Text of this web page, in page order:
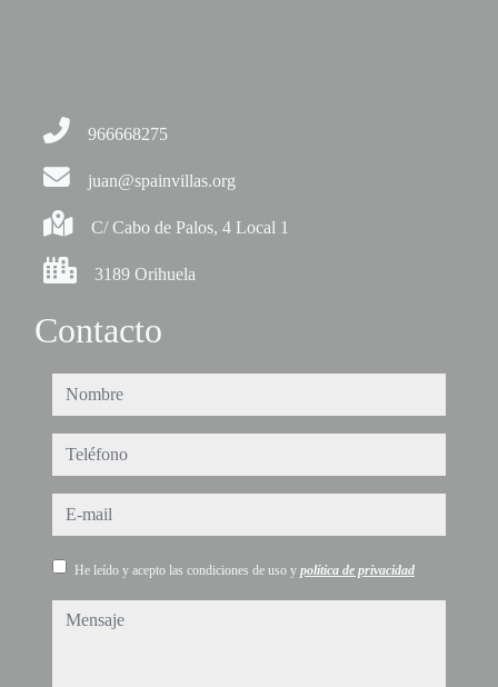
966668275
juan@spainvillas.org
C/ Cabo de Palos, 4 Local 1
3189 Orihuela
Contacto
nombre
teléfono
e-mail
He leído y acepto las condiciones de uso y política de privacidad
mensaje